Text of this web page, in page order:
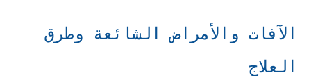
الآفات والأمراض الشائعة وطرق
العلاج